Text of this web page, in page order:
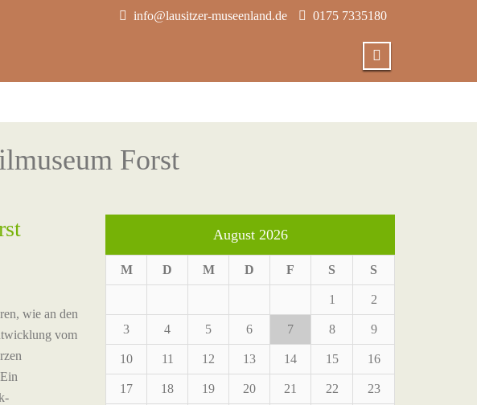
info@lausitzer-museenland.de 0175 7335180
Forst
wie an den
vom
August 2026
M D M D F S S
1 2
3 4 5 6 7 8 9
10 11 12 13 14 15 16
17 18 19 20 21 22 23